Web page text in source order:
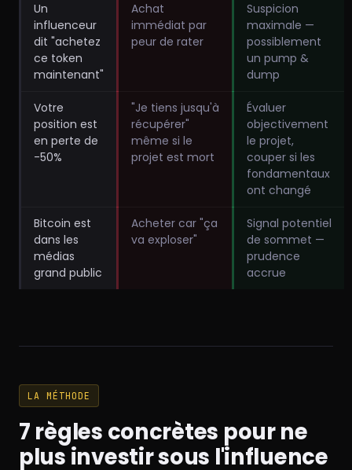
Un
influenceur
dit "achetez
ce token
maintenant"
Achat
immédiat par
peur de rater
Suspicion
maximale —
possiblement
un pump &
dump
Votre
position est
en perte de
-50%
"Je tiens jusqu'à
récupérer"
même si le
projet est mort
Évaluer
objectivement
le projet,
couper si les
fondamentaux
ont changé
Bitcoin est
dans les
médias
grand public
Acheter car "ça
va exploser"
Signal potentiel
de sommet —
prudence
accrue
LA MÉTHODE
7 règles concrètes pour ne
plus investir sous l'influence